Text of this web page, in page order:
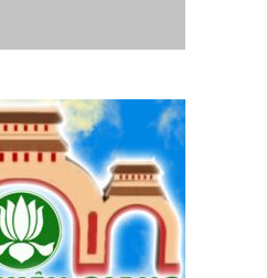
Truyền thông Phân ban GĐPT
Quang Tri. All rights reserved.